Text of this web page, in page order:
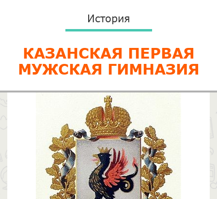
История
КАЗАНСКАЯ ПЕРВАЯ
МУЖСКАЯ ГИМНАЗИЯ